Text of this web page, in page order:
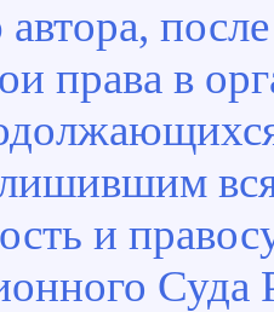
права в
и
Суда